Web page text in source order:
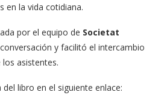
en la vida cotidiana.
por el equipo de Societat
y facilitó el intercambio
asistentes.
libro en el siguiente enlace: